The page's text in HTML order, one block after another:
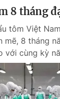
8 tháng
tôm Việt
mẽ, 8 tháng
với cùng kỳ